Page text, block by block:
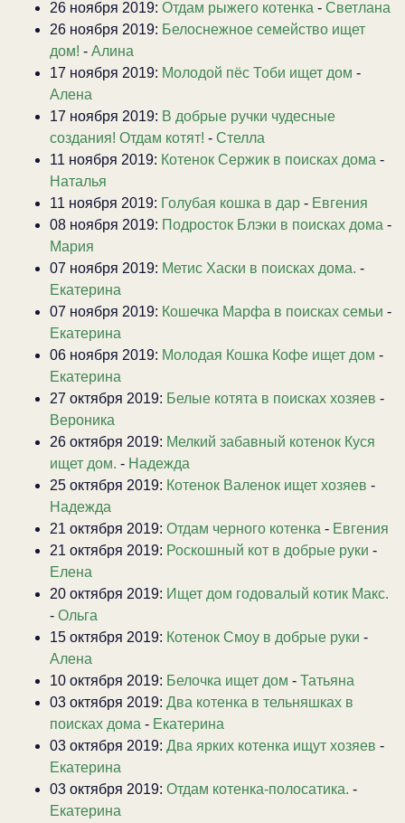
26 ноября 2019: Отдам рыжего котенка - Светлана
26 ноября 2019: Белоснежное семейство ищет
дом! - Алина
17 ноября 2019: Молодой пёс Тоби ищет дом -
Алена
17 ноября 2019: В добрые ручки чудесные
создания! Отдам котят! - Стелла
11 ноября 2019: Котенок Сержик в поисках дома -
Наталья
11 ноября 2019: Голубая кошка в дар - Евгения
08 ноября 2019: Подросток Блэки в поисках дома -
Мария
07 ноября 2019: Метис Хаски в поисках дома. -
Екатерина
07 ноября 2019: Кошечка Марфа в поисках семьи -
Екатерина
06 ноября 2019: Молодая Кошка Кофе ищет дом -
Екатерина
27 октября 2019: Белые котята в поисках хозяев -
Вероника
26 октября 2019: Мелкий забавный котенок Куся
ищет дом. - Надежда
25 октября 2019: Котенок Валенок ищет хозяев -
Надежда
21 октября 2019: Отдам черного котенка - Евгения
21 октября 2019: Роскошный кот в добрые руки -
Елена
20 октября 2019: Ищет дом годовалый котик Макс.
- Ольга
15 октября 2019: Котенок Смоу в добрые руки -
Алена
10 октября 2019: Белочка ищет дом - Татьяна
03 октября 2019: Два котенка в тельняшках в
поисках дома - Екатерина
03 октября 2019: Два ярких котенка ищут хозяев -
Екатерина
03 октября 2019: Отдам котенка-полосатика. -
Екатерина